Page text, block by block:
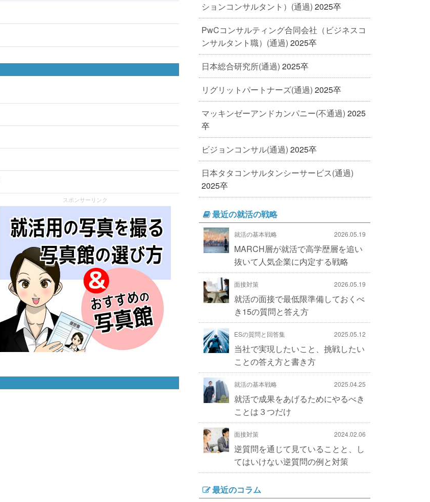
スポンサーリンク
ションコンサルタント）(通過) 2025卒
PwCコンサルティング合同会社（ビジネスコ
ンサルタント職）(通過) 2025卒
日本総合研究所(通過) 2025卒
リグリットパートナーズ(通過) 2025卒
マッキンゼーアンドカンパニー(不通過) 2025
卒
ビジョンコンサル(通過) 2025卒
日本タタコンサルタンシーサービス(通過)
2025卒
最近の就活の戦略
就活の基本戦略 2026.05.19
MARCH層が就活で高学歴層を追い
抜いて人気企業に内定する戦略
面接対策 2026.05.19
就活の面接で最低限準備しておくべ
き15の質問と答え方
ESの質問と回答集 2025.05.12
当社で実現したいこと、挑戦したい
ことの答え方と書き方
就活の基本戦略 2025.04.25
就活で成果をあげるためにやるべき
ことは３つだけ
面接対策 2024.02.06
逆質問を通じて見ていることと、し
てはいけない逆質問の例と対策
最近のコラム